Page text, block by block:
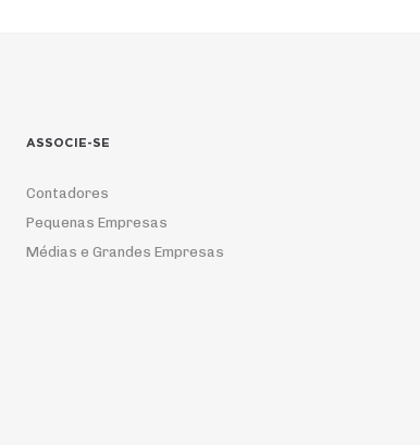
ASSOCIE-SE
Contadores
Pequenas Empresas
Médias e Grandes Empresas